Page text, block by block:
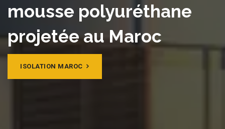
mousse polyuréthane
projetée au Maroc
ISOLATION MAROC